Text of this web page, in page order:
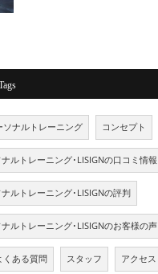
ソナルトレーニング コンセプト
ルトレーニング･LISIGNの口コミ情報
ルトレーニング･LISIGNの評判
ルトレーニング･LISIGNのお客様の声
くある質問 スタッフ アクセス